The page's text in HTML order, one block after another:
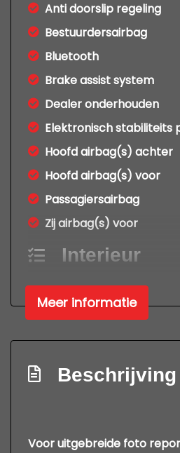
Anti doorslip regeling
Bestuurdersairbag
Bluetooth
Brake assist system
Dealer onderhouden
Elektronisch stabiliteits
Hoofd airbag(s) achter
Hoofd airbag(s) voor
Passagiersairbag
Zij airbag(s) voor
Interieur
Achterbank in delen
Airco
Hoofdsteunen achter
Meer informatie
Beschrijving
Voor uitgebreide foto